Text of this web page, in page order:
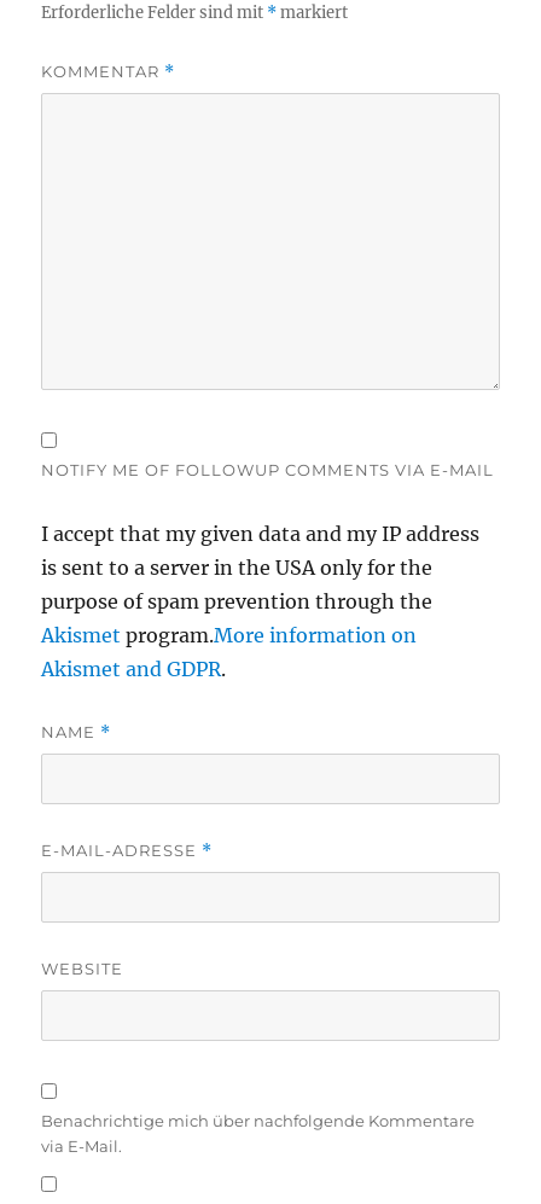
Erforderliche Felder sind mit *markiert
KOMMENTAR *
NOTIFY ME OF FOLLOWUP COMMENTS VIA E-MAIL
I accept that my given data and my IP address
is sent to a server in the USA only for the
purpose of spam prevention through the
Akismet program.More information on
Akismet and GDPR.
NAME *
E-MAIL-ADRESSE *
WEBSITE
Benachrichtige mich über nachfolgende Kommentare
via E-Mail.